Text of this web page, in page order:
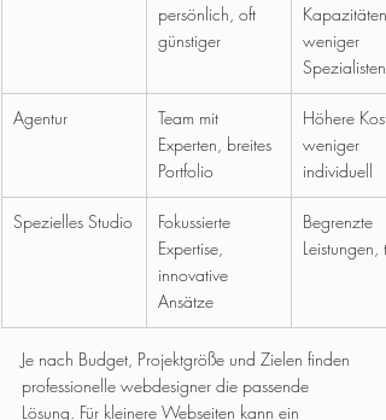
persönlich, oft
günstiger
Kapazitäten,
weniger
Spezialisten
Agentur
Team mit
Experten, breites
Portfolio
Höhere
weniger
individuell
Spezielles Studio
Fokussierte
Expertise,
innovative
Ansätze
Begrenzte
Leistungen,
Je nach Budget, Projektgröße und Zielen finden
professionelle webdesigner die passende
Lösung. Für kleinere Webseiten kann ein